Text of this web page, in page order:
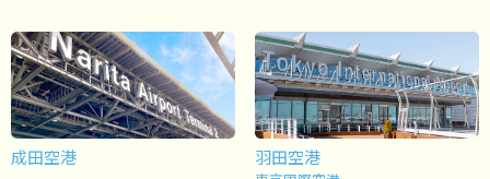
成田空港 羽田空港